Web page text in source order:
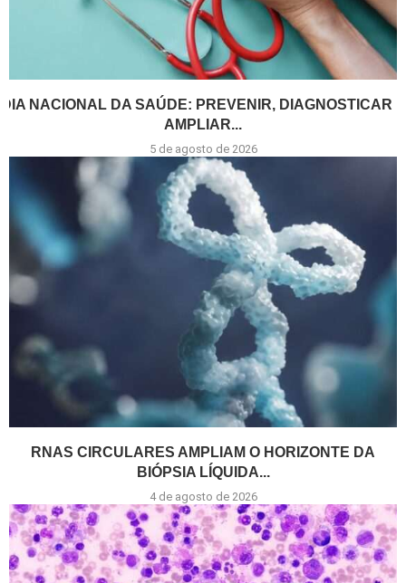
DIA NACIONAL DA SAÚDE: PREVENIR, DIAGNOSTICAR E
AMPLIAR...
5 de agosto de 2026
RNAS CIRCULARES AMPLIAM O HORIZONTE DA
BIÓPSIA LÍQUIDA...
4 de agosto de 2026